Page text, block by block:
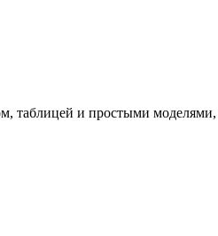
таблицей и простыми моделями,